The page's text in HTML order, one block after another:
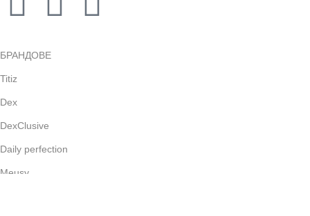
БРАНДОВЕ
Titiz
Dex
DexClusive
Daily perfection
Meusy